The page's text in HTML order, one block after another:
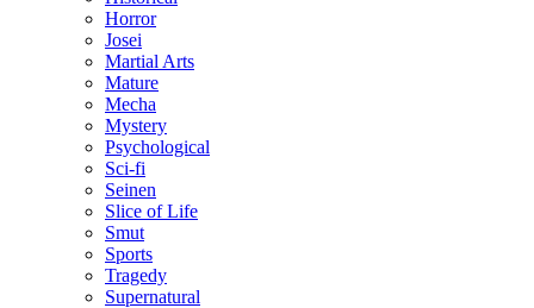
Horror
Josei
Martial Arts
Mature
Mecha
Mystery
Psychological
Sci-fi
Seinen
Slice of Life
Smut
Sports
Tragedy
Supernatural